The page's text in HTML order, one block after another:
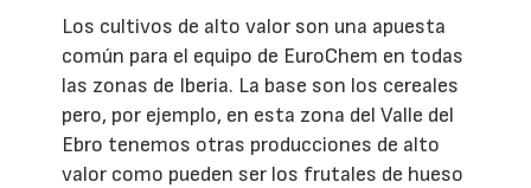
Los cultivos de alto valor son una apuesta
común para el equipo de EuroChem en todas
las zonas de Iberia. La base son los cereales
pero, por ejemplo, en esta zona del Valle del
Ebro tenemos otras producciones de alto
valor como pueden ser los frutales de hueso